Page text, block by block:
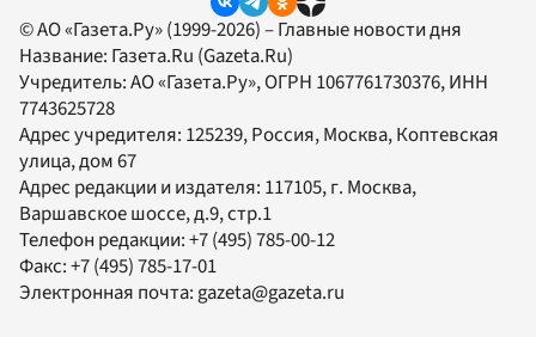
© АО «Газета.Ру» (1999-2026) – Главные новости дня
Название: Газета.Ru (Gazeta.Ru)
Учредитель:АО «Газета.Ру», ОГРН 1067761730376, ИНН
7743625728
Адрес учредителя: 125239, Россия, Москва, Коптевская
улица, дом 67
Адрес редакции и издателя: 117105, г. Москва,
Варшавское шоссе, д.9, стр.1
Телефон редакции:+7 (495) 785-00-12
Факс:+7 (495) 785-17-01
Электронная почта:gazeta@gazeta.ru